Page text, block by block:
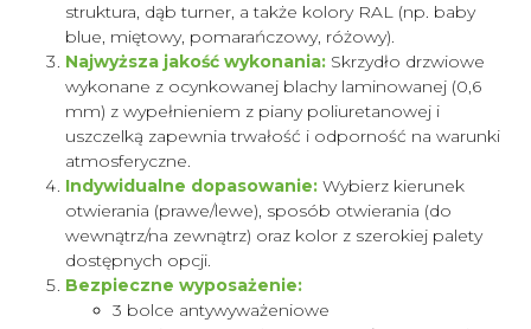
struktura, dąb turner, a także kolory RAL (np. baby
blue, miętowy, pomarańczowy, różowy).
Najwyższa jakość wykonania: Skrzydło drzwiowe
wykonane z ocynkowanej blachy laminowanej (0,6
mm) z wypełnieniem z piany poliuretanowej i
uszczelką zapewnia trwałość i odporność na warunki
atmosferyczne.
Indywidualne dopasowanie: Wybierz kierunek
otwierania (prawe/lewe), sposób otwierania (do
wewnątrz/na zewnątrz) oraz kolor z szerokiej palety
dostępnych opcji.
Bezpieczne wyposażenie:
3 bolce antywyważeniowe